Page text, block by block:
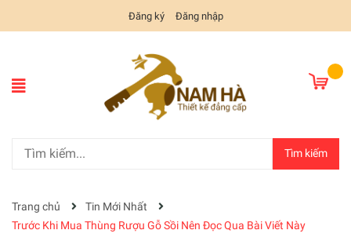
Đăng ký Đăng nhập
Tìm kiếm
Trang chủ
Tin Mới Nhất
Trước Khi Mua Thùng Rượu Gỗ Sồi Nên Đọc Qua Bài Viết Này